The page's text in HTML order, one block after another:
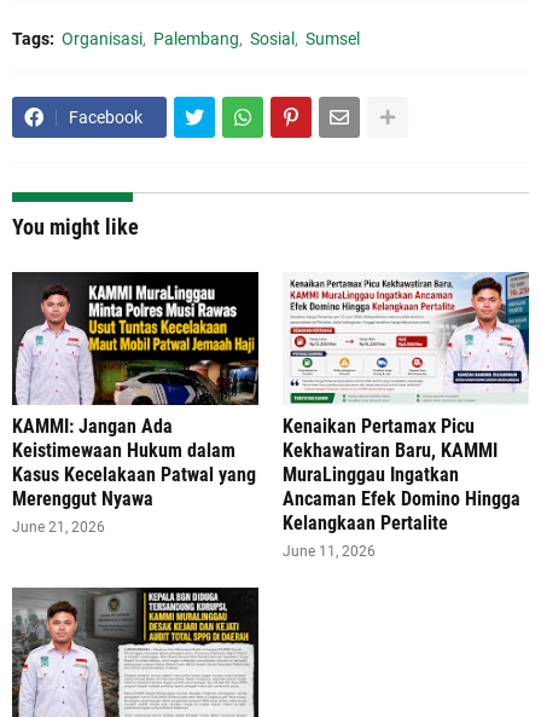
Tags: Organisasi Palembang Sosial Sumsel
Facebook
You might like
‎KAMMI: Jangan Ada
Keistimewaan Hukum dalam
Kasus Kecelakaan Patwal yang
Merenggut Nyawa
June 21, 2026
‎Kenaikan Pertamax Picu
Kekhawatiran Baru, KAMMI
MuraLinggau Ingatkan
Ancaman Efek Domino Hingga
Kelangkaan Pertalite
June 11, 2026